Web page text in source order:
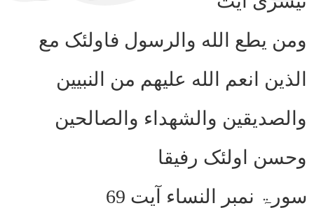
ومن یطع الله والرسول فاولئک مع
الذین انعم الله علیهم من النبیین
والصدیقین والشهداء والصالحین
وحسن اولئک رفیقا
سورۃ نمبر النساء آیت 69